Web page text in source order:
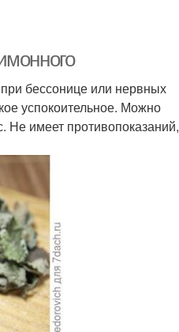
бессонице или нервных
успокоительное. Можно
Не имеет противопоказаний,